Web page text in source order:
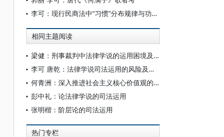
李可：现行民商法中“习惯”分布规律与功能特征
相同主题阅读
梁健：刑事裁判中法律学说的运用困境及其解决路径
李可 唐乾：法律学说司法运用的风险及控制
何青洲：深入推进社会主义核心价值观的司法运用
彭中礼：论法律学说的司法运用
张明楷：阶层论的司法运用
热门专栏